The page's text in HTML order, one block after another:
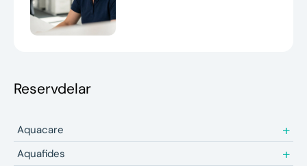
Aquacare
Aquafides
Reservdelar